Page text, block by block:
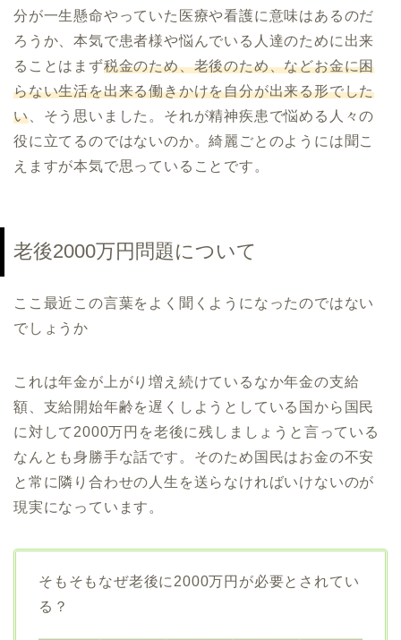
分が一生懸命やっていた医療や看護に意味はあるのだ
ろうか、本気で患者様や悩んでいる人達のために出来
ることはまず税金のため、老後のため、などお金に困
らない生活を出来る働きかけを自分が出来る形でした
い、そう思いました。それが精神疾患で悩める人々の
役に立てるのではないのか。綺麗ごとのようには聞こ
えますが本気で思っていることです。
老後2000万円問題について
ここ最近この言葉をよく聞くようになったのではない
でしょうか
これは年金が上がり増え続けているなか年金の支給
額、支給開始年齢を遅くしようとしている国から国民
に対して2000万円を老後に残しましょうと言っている
なんとも身勝手な話です。そのため国民はお金の不安
と常に隣り合わせの人生を送らなければいけないのが
現実になっています。
そもそもなぜ老後に2000万円が必要とされてい
る？